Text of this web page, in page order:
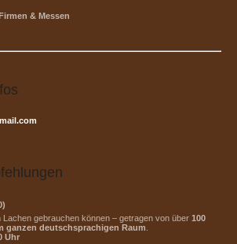
& Messen
Lachen gebrauchen können – getragen von über 100
ganzen deutschsprachigen Raum
Uhr